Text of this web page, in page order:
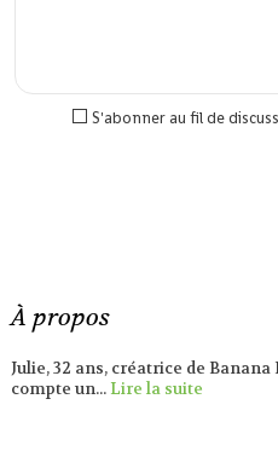
À propos
Julie, 32 ans, créatrice de
compte un...Lire la suite
S'abonner au fil de